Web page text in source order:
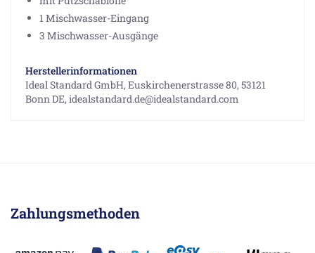
1 Mischwasser-Eingang
3 Mischwasser-Ausgänge
Herstellerinformationen
Ideal Standard GmbH, Euskirchenerstrasse 80, 53121
Bonn DE, idealstandard.de@idealstandard.com
Zahlungsmethoden